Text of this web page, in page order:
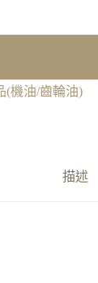
(機油/齒輪油)
描述